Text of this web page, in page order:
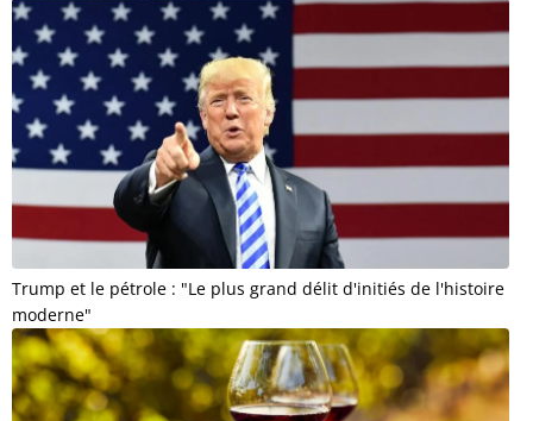
Trump et le pétrole : "Le plus grand délit d'initiés de l'histoire
moderne"